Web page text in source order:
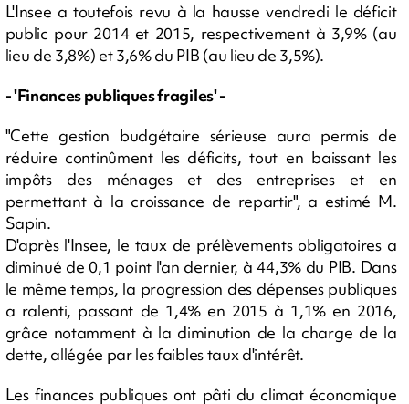
L'Insee a toutefois revu à la hausse vendredi le déficit
public pour 2014 et 2015, respectivement à 3,9% (au
lieu de 3,8%) et 3,6% du PIB (au lieu de 3,5%).
- 'Finances publiques fragiles' -
"Cette gestion budgétaire sérieuse aura permis de
réduire continûment les déficits, tout en baissant les
impôts des ménages et des entreprises et en
permettant à la croissance de repartir", a estimé M.
Sapin.
D'après l'Insee, le taux de prélèvements obligatoires a
diminué de 0,1 point l'an dernier, à 44,3% du PIB. Dans
le même temps, la progression des dépenses publiques
a ralenti, passant de 1,4% en 2015 à 1,1% en 2016,
grâce notamment à la diminution de la charge de la
dette, allégée par les faibles taux d'intérêt.
Les finances publiques ont pâti du climat économique